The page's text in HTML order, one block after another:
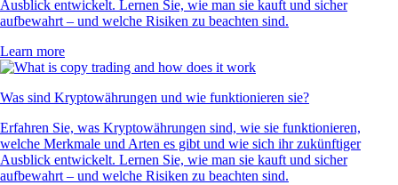
Ausblick entwickelt. Lernen Sie, wie man sie kauft und sicher
aufbewahrt – und welche Risiken zu beachten sind.
Learn more
Was sind Kryptowährungen und wie funktionieren sie?
Erfahren Sie, was Kryptowährungen sind, wie sie funktionieren,
welche Merkmale und Arten es gibt und wie sich ihr zukünftiger
Ausblick entwickelt. Lernen Sie, wie man sie kauft und sicher
aufbewahrt – und welche Risiken zu beachten sind.